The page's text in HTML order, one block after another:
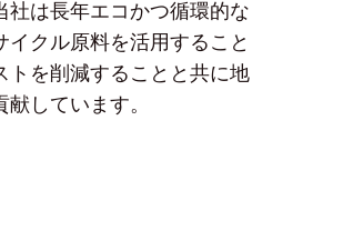
社は長年エコかつ循環的な
クル原料を活用すること
トを削減することと共に地
しています。